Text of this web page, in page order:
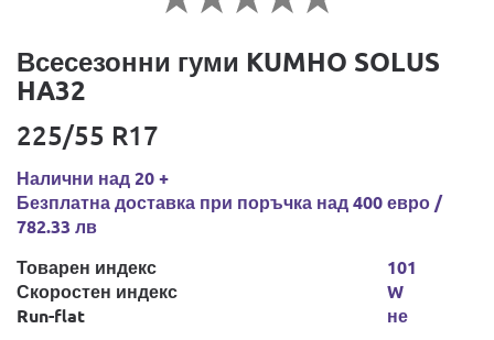
Всесезонни гуми KUMHO SOLUS
HA32
225/55 R17
Налични над 20 +
Безплатна доставка при поръчка над 400 евро /
782.33 лв
Товарен индекс
Скоростен индекс
Run-flat
101
W
не